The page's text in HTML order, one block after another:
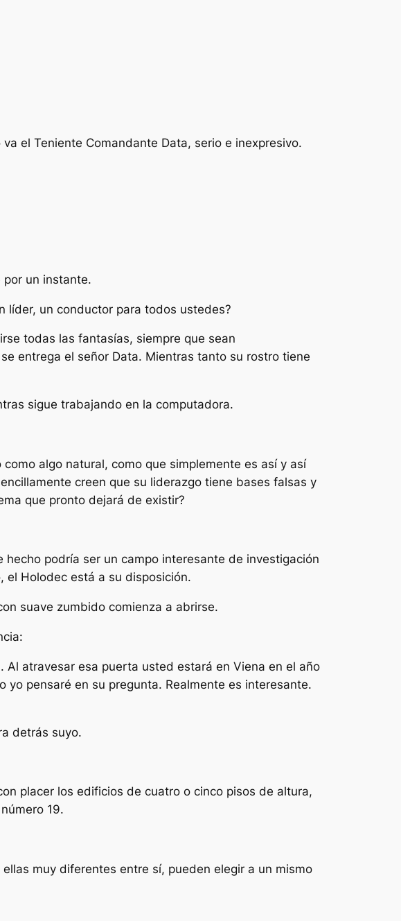
el Teniente Comandante Data, serio e inexpresivo.
por un instante.
líder, un conductor para todos ustedes?
todas las fantasías, siempre que sean
entrega el señor Data. Mientras tanto su rostro tiene
sigue trabajando en la computadora.
algo natural, como que simplemente es así y así
creen que su liderazgo tiene bases falsas y
que pronto dejará de existir?
podría ser un campo interesante de investigación
el Holodec está a su disposición.
suave zumbido comienza a abrirse.
atravesar esa puerta usted estará en Viena en el año
pensaré en su pregunta. Realmente es interesante.
detrás suyo.
placer los edificios de cuatro o cinco pisos de altura,
19.
muy diferentes entre sí, pueden elegir a un mismo